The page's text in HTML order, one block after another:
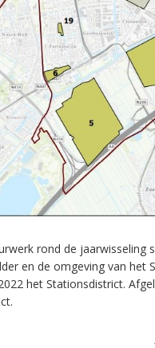
rond de
en de omgeving van het
het Stationsdistrict.